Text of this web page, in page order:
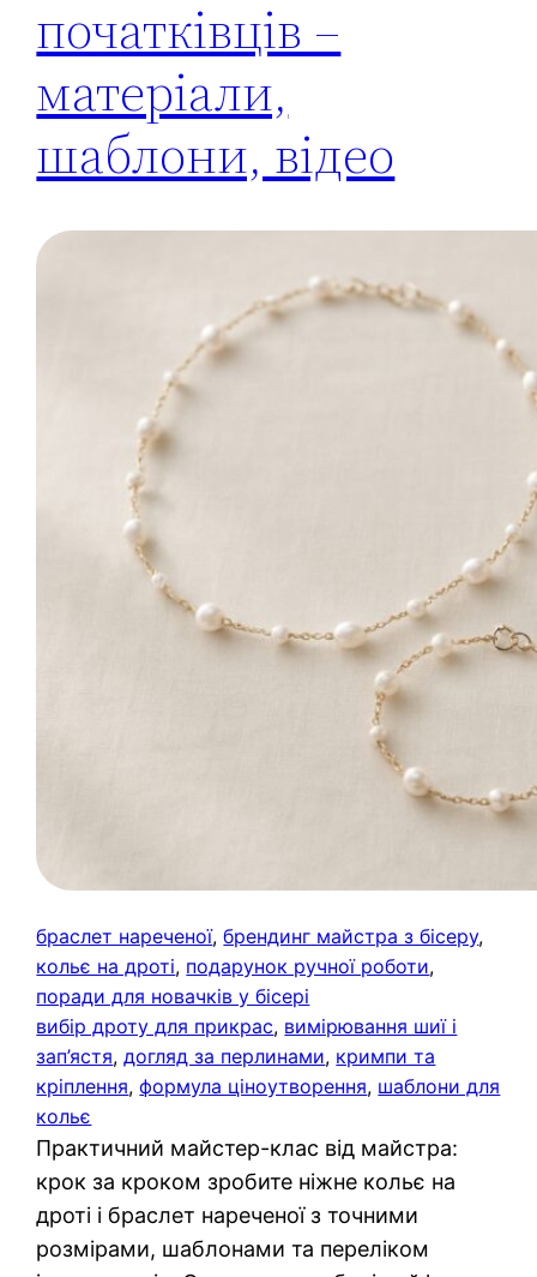
початківців –
матеріали,
шаблони, відео
браслет нареченої, брендинг майстра з бісеру
кольє на дроті, подарунок ручної роботи
поради для новачків у бісері
вибір дроту для прикрас, вимірювання шиї і
зап’ястя, догляд за перлинами, кримпи та
кріплення, формула ціноутворення, шаблони для
кольє
Практичний майстер-клас від майстра:
крок за кроком зробите ніжне кольє на
дроті і браслет нареченої з точними
розмірами, шаблонами та переліком